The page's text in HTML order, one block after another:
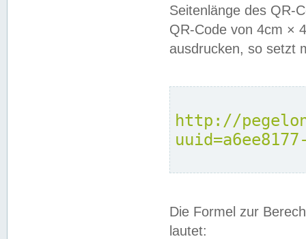
Seitenlänge des QR-
QR-Code von 4cm ×
ausdrucken, so setzt
http://
Die Formel zur
lautet: